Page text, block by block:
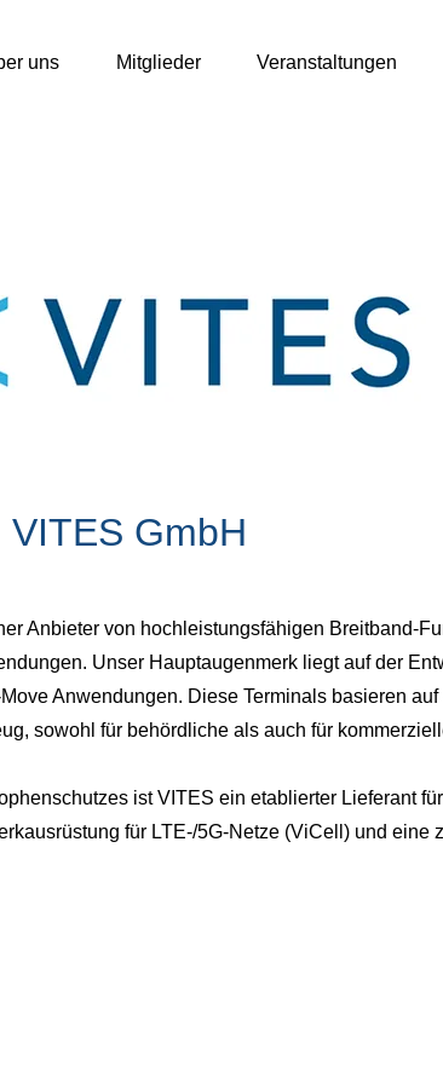
uns Mitglieder Veranstaltungen
VITES GmbH
Anbieter von hochleistungsfähigen Breitband-
Unser Hauptaugenmerk liegt auf der
Anwendungen. Diese Terminals basieren
sowohl für behördliche als auch für
ist VITES ein etablierter Lieferant
für LTE-/5G-Netze (ViCell) und eine